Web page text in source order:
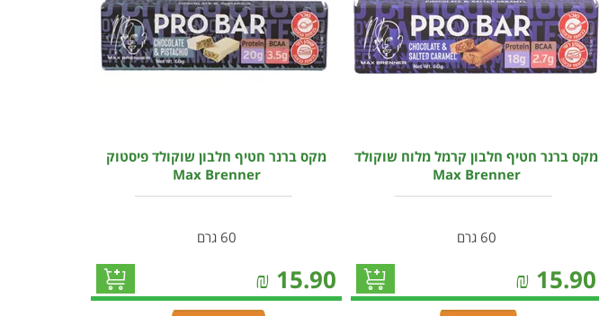
מקס ברנר חטיף חלבון קרמל מלוח שוקולד
Max Brenner
60 גרם
15.90
₪
מקס ברנר חטיף חלבון שוקולד פיסטוק
Max Brenner
60 גרם
15.90
₪